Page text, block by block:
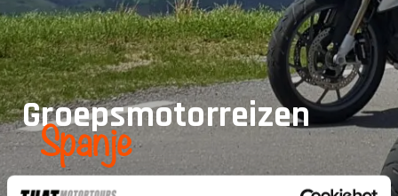
Groepsmotorreizen
Spanje